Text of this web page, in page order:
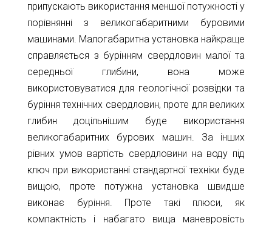
припускають використання меншої потужності у
порівнянні з великогабаритними буровими
машинами. Малогабаритна установка найкраще
справляється з бурінням свердловин малої та
середньої глибини, вона може
використовуватися для геологічної розвідки та
буріння технічних свердловин, проте для великих
глибин доцільнішим буде використання
великогабаритних бурових машин. За інших
рівних умов вартість свердловини на воду під
ключ при використанні стандартної техніки буде
вищою, проте потужна установка швидше
виконає буріння. Проте такі плюси, як
компактність і набагато вища маневровість